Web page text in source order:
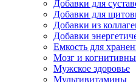
Добавки для
Добавки для
Добавки из
Добавки
Емкость для
Мозг и
Мужское здоровье
Мультивитамины